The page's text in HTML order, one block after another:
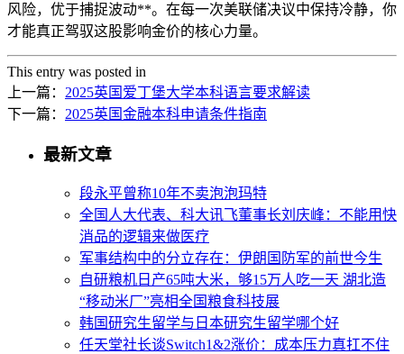
风险，优于捕捉波动**。在每一次美联储决议中保持冷静，你
才能真正驾驭这股影响金价的核心力量。
This entry was posted in
上一篇： 2025英国爱丁堡大学本科语言要求解读
下一篇： 2025英国金融本科申请条件指南
最新文章
段永平曾称10年不卖泡泡玛特
全国人大代表、科大讯飞董事长刘庆峰：不能用快
消品的逻辑来做医疗
军事结构中的分立存在：伊朗国防军的前世今生
自研粮机日产65吨大米，够15万人吃一天 湖北造
“移动米厂”亮相全国粮食科技展
韩国研究生留学与日本研究生留学哪个好
任天堂社长谈Switch1&2涨价：成本压力真扛不住